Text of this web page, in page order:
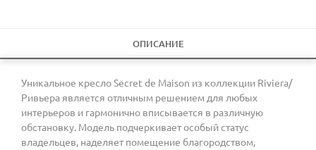
ОПИСАНИЕ
Уникальное кресло Secret de Maison из коллекции Riviera/
Ривьера является отличным решением для любых
интерьеров и гармонично вписывается в различную
обстановку. Модель подчеркивает особый статус
владельцев, наделяет помещение благородством,